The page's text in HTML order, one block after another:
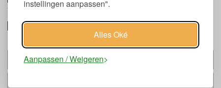
instellingen aanpassen".
Alles Oké
Aanpassen / Weigeren
verwijderaar
Keurmerken en labels Lavera Soft eye
Past bij